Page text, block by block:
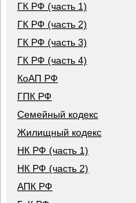
ГК РФ (часть 1)
ГК РФ (часть 2)
ГК РФ (часть 3)
ГК РФ (часть 4)
КоАП РФ
ГПК РФ
Семейный кодекс
Жилищный кодекс
НК РФ (часть 1)
НК РФ (часть 2)
АПК РФ